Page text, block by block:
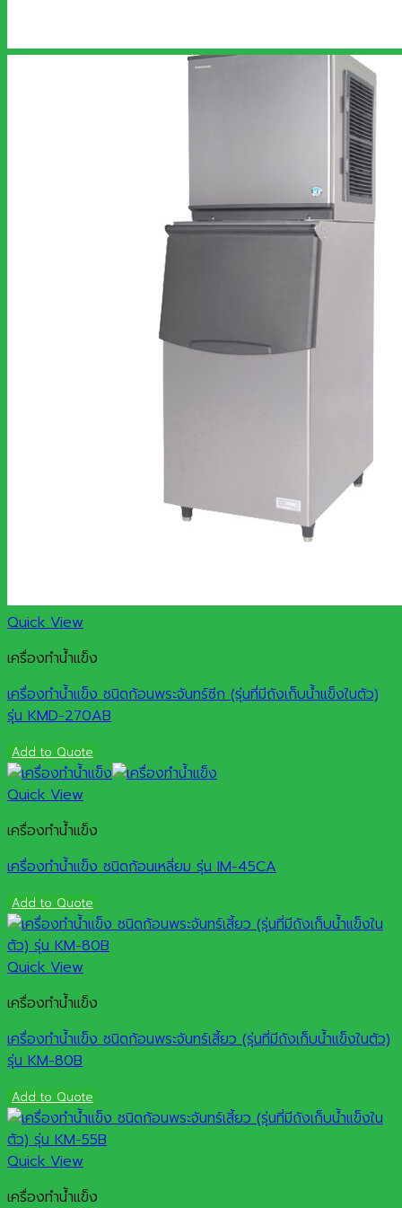
Quick View
เครื่องทำน้ำแข็ง
เครื่องทำน้ำแข็ง ชนิดก้อนพระจันทร์ซีก (รุ่นที่มีถังเก็บน้ำแข็งในตัว)
รุ่น KMD-270AB
Add to Quote
Quick View
เครื่องทำน้ำแข็ง
เครื่องทำน้ำแข็ง ชนิดก้อนเหลี่ยม รุ่น IM-45CA
Add to Quote
Quick View
เครื่องทำน้ำแข็ง
เครื่องทำน้ำแข็ง ชนิดก้อนพระจันทร์เสี้ยว (รุ่นที่มีถังเก็บน้ำแข็งในตัว)
รุ่น KM-80B
Add to Quote
Quick View
เครื่องทำน้ำแข็ง